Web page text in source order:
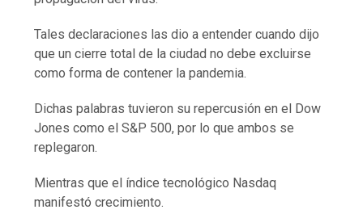
Tales declaraciones las dio a entender cuando dijo
que un cierre total de la ciudad no debe excluirse
como forma de contener la pandemia.
Dichas palabras tuvieron su repercusión en el Dow
Jones como el S&P 500, por lo que ambos se
replegaron.
Mientras que el índice tecnológico Nasdaq
manifestó crecimiento.